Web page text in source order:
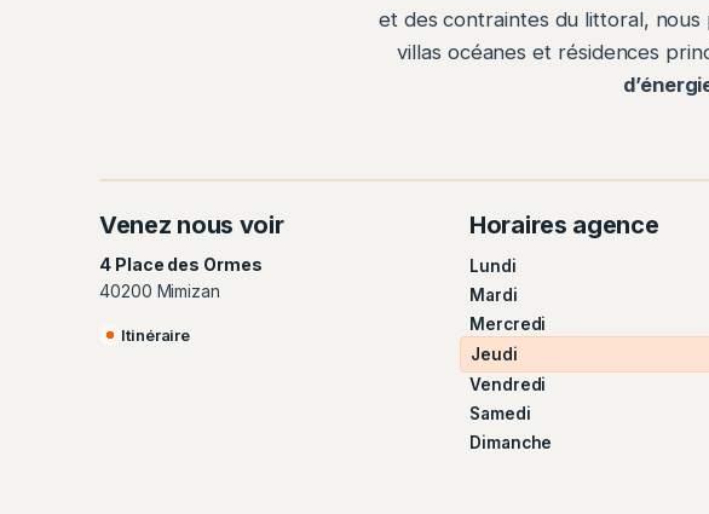
et des contraintes du littoral, nous
villas océanes et résidences
Venez nous voir
4 Place des Ormes
40200 Mimizan
Itinéraire
Horaires agence
Lundi
Mardi
Mercredi
Jeudi
Vendredi
Samedi
Dimanche